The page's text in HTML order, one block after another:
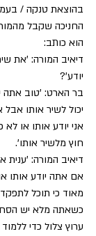
החניכה שקבל
הוא כותב:
דיאיב המורה: 'את
יודע'?
בר הארט: 'טוב אתה
יכול לשיר אותו אבל
אני יודע אותו או
חוץ מלשיר אותו'.
דיאיב המורה: 'ענית
אם אתה יודע אותו
מאוד כי תוכל
כשאתה מלא יש
ערוץ צלול כדי